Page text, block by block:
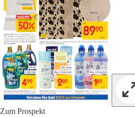
Zum Prospekt